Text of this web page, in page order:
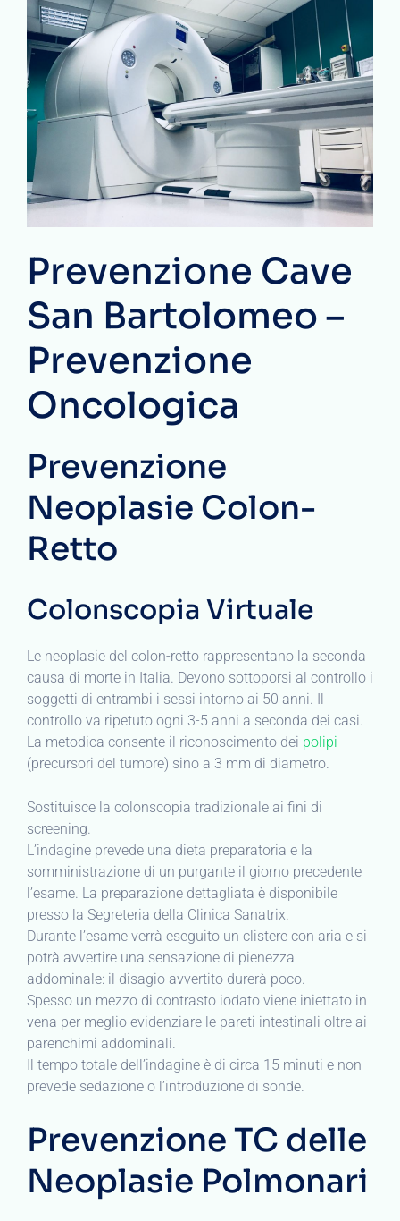
Prevenzione Cave
San Bartolomeo –
Prevenzione
Oncologica
Prevenzione
Neoplasie Colon-
Retto
Colonscopia Virtuale
Le neoplasie del colon-retto rappresentano la seconda
causa di morte in Italia. Devono sottoporsi al controllo i
soggetti di entrambi i sessi intorno ai 50 anni. Il
controllo va ripetuto ogni 3-5 anni a seconda dei casi.
La metodica consente il riconoscimento dei polipi
(precursori del tumore) sino a 3 mm di diametro.
Sostituisce la colonscopia tradizionale ai fini di
screening.
L’indagine prevede una dieta preparatoria e la
somministrazione di un purgante il giorno precedente
l’esame. La preparazione dettagliata è disponibile
presso la Segreteria della Clinica Sanatrix.
Durante l’esame verrà eseguito un clistere con aria e si
potrà avvertire una sensazione di pienezza
addominale: il disagio avvertito durerà poco.
Spesso un mezzo di contrasto iodato viene iniettato in
vena per meglio evidenziare le pareti intestinali oltre ai
parenchimi addominali.
Il tempo totale dell’indagine è di circa 15 minuti e non
prevede sedazione o l’introduzione di sonde.
Prevenzione TC delle
Neoplasie Polmonari